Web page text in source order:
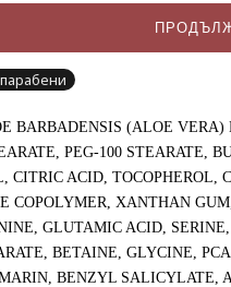
BARBADENSIS (ALOE
PEG-100 STEARATE,
CITRIC ACID,
COPOLYMER, XANTHAN
GLUTAMIC ACID,
BETAINE, GLYCINE,
BENZYL SALICYLATE,